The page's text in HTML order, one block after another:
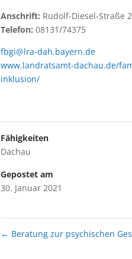
Anschrift: Rudolf-Diesel-Straße
Telefon: 08131/74375
fbgi@lra-dah.bayern.de
www.landratsamt-dachau.de/
inklusion/
Fähigkeiten
Dachau
Gepostet am
30. Januar 2021
← Beratung zur psychischen